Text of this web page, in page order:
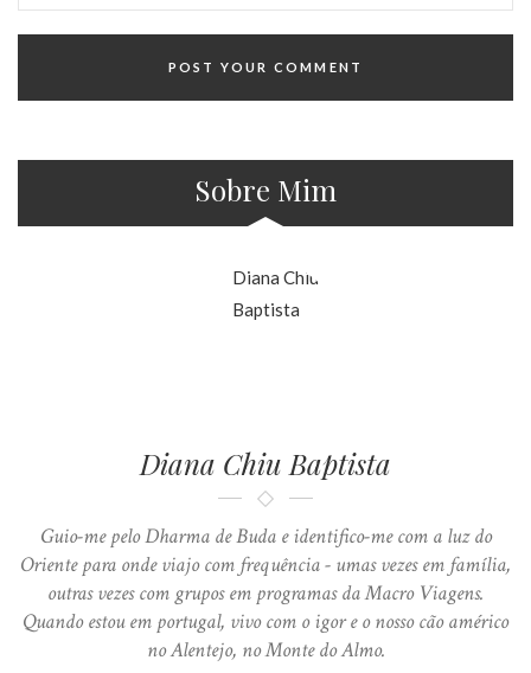
Sobre Mim
Diana Chiu Baptista
Guio-me pelo Dharma de Buda e identifico-me com a luz do
Oriente para onde viajo com frequência - umas vezes em família,
outras vezes com grupos em programas da Macro Viagens.
Quando estou em portugal, vivo com o igor e o nosso cão américo
no Alentejo, no Monte do Almo.